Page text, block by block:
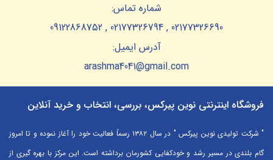
شماره تماس:
02177326690 , 02177326794 , 09122868752
آدرس ایمیل:
arashma4041@gmail.com
فروشگاه اینترنتی نوین پیرکس، بررسی، انتخاب و خرید آنلاین
" شرکت تولیدی نوین پیرکس " در سال ۱۳۸۲ رسماً فعالیت خود را آغاز نموده و تا امروز
گام بلندی در مسیر رشد و خودکفایی کشورمان برداشته است. این مرکز با بهره گیری از